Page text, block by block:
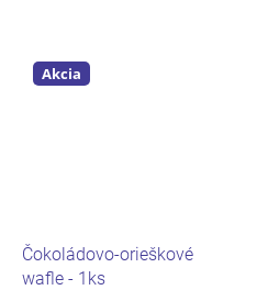
Akcia
Čokoládovo-orieškové
wafle - 1ks